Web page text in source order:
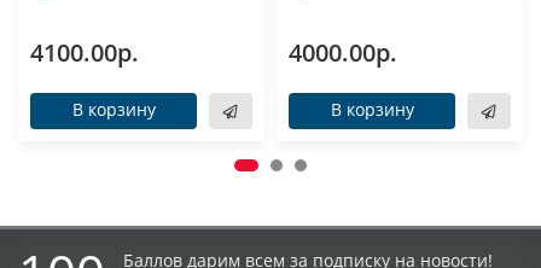
4100.00р.
В корзину
4000.00р.
В корзину
Баллов дарим всем за подписку на новости!